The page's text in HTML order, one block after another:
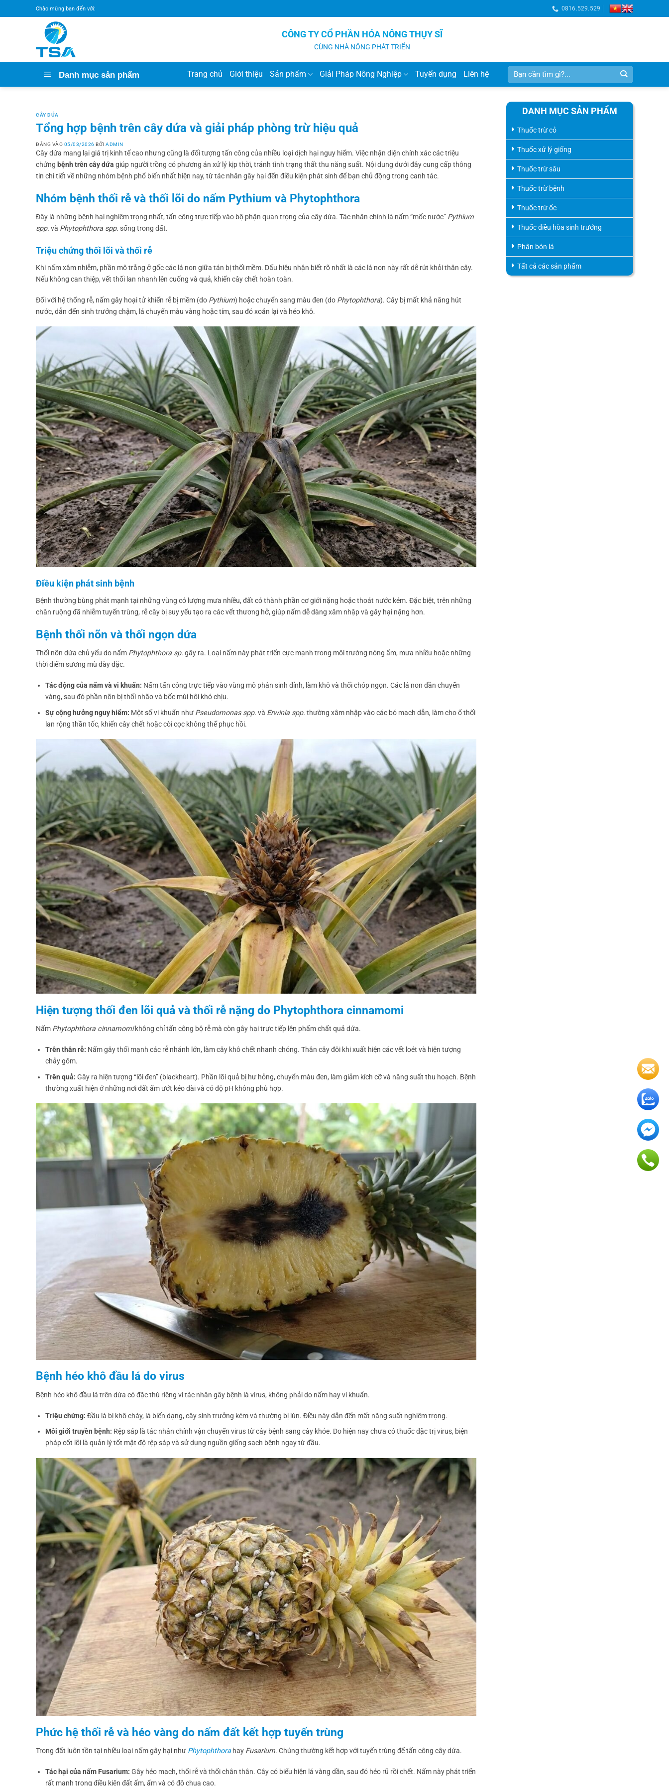
qua
Chào mừng bạn đến với: 0816.529.529
CÔNG TY CỔ PHẦN HÓA NÔNG THỤY SĨ
CÙNG NHÀ NÔNG PHÁT TRIỂN
Danh mục sản phẩm Trang chủ Giới thiệu Sản phẩm Giải Pháp Nông Nghiệp Tuyển dụng Liên hệ
Tìm
kiếm:
CÂY DỨA
Tổng hợp bệnh trên cây dứa và giải pháp phòng trừ hiệu quả
ĐĂNG VÀO 05/03/2026 BỞIADMIN
Cây dứa mang lại giá trị kinh tế cao nhưng cũng là đối tượng tấn công của nhiều loại dịch hại nguy hiểm. Việc nhận diện chính xác các triệu
chứng bệnh trên cây dứa giúp người trồng có phương án xử lý kịp thời, tránh tình trạng thất thu năng suất. Nội dung dưới đây cung cấp thông
tin chi tiết về những nhóm bệnh phổ biến nhất hiện nay, từ tác nhân gây hại đến điều kiện phát sinh để bạn chủ động trong canh tác.
Nhóm bệnh thối rễ và thối lõi do nấm Pythium và Phytophthora
Đây là những bệnh hại nghiêm trọng nhất, tấn công trực tiếp vào bộ phận quan trọng của cây dứa. Tác nhân chính là nấm “mốc nước” Pythium
spp. và Phytophthora spp. sống trong đất.
Triệu chứng thối lõi và thối rễ
Khi nấm xâm nhiễm, phần mô trắng ở gốc các lá non giữa tán bị thối mềm. Dấu hiệu nhận biết rõ nhất là các lá non này rất dễ rút khỏi thân cây.
Nếu không can thiệp, vết thối lan nhanh lên cuống và quả, khiến cây chết hoàn toàn.
Đối với hệ thống rễ, nấm gây hoại tử khiến rễ bị mềm (do Pythium) hoặc chuyển sang màu đen (do Phytophthora). Cây bị mất khả năng hút
nước, dẫn đến sinh trưởng chậm, lá chuyển màu vàng hoặc tím, sau đó xoăn lại và héo khô.
Điều kiện phát sinh bệnh
Bệnh thường bùng phát mạnh tại những vùng có lượng mưa nhiều, đất có thành phần cơ giới nặng hoặc thoát nước kém. Đặc biệt, trên những
chân ruộng đã nhiễm tuyến trùng, rễ cây bị suy yếu tạo ra các vết thương hở, giúp nấm dễ dàng xâm nhập và gây hại nặng hơn.
Bệnh thối nõn và thối ngọn dứa
Thối nõn dứa chủ yếu do nấm Phytophthora sp. gây ra. Loại nấm này phát triển cực mạnh trong môi trường nóng ẩm, mưa nhiều hoặc những
thời điểm sương mù dày đặc.
Tác động của nấm và vi khuẩn: Nấm tấn công trực tiếp vào vùng mô phân sinh đỉnh, làm khô và thối chóp ngọn. Các lá non dần chuyển
vàng, sau đó phần nõn bị thối nhão và bốc mùi hôi khó chịu.
Sự cộng hưởng nguy hiểm: Một số vi khuẩn như Pseudomonas spp. và Erwinia spp. thường xâm nhập vào các bó mạch dẫn, làm cho ổ thối
lan rộng thần tốc, khiến cây chết hoặc còi cọc không thể phục hồi.
Hiện tượng thối đen lõi quả và thối rễ nặng do Phytophthora cinnamomi
Nấm Phytophthora cinnamomikhông chỉ tấn công bộ rễ mà còn gây hại trực tiếp lên phẩm chất quả dứa.
Trên thân rễ: Nấm gây thối mạnh các rễ nhánh lớn, làm cây khô chết nhanh chóng. Thân cây đôi khi xuất hiện các vết loét và hiện tượng
chảy gôm.
Trên quả: Gây ra hiện tượng “lõi đen” (blackheart). Phần lõi quả bị hư hỏng, chuyển màu đen, làm giảm kích cỡ và năng suất thu hoạch. Bệnh
thường xuất hiện ở những nơi đất ẩm ướt kéo dài và có độ pH không phù hợp.
Bệnh héo khô đầu lá do virus
Bệnh héo khô đầu lá trên dứa có đặc thù riêng vì tác nhân gây bệnh là virus, không phải do nấm hay vi khuẩn.
Triệu chứng: Đầu lá bị khô cháy, lá biến dạng, cây sinh trưởng kém và thường bị lùn. Điều này dẫn đến mất năng suất nghiêm trọng.
Môi giới truyền bệnh: Rệp sáp là tác nhân chính vận chuyển virus từ cây bệnh sang cây khỏe. Do hiện nay chưa có thuốc đặc trị virus, biện
pháp cốt lõi là quản lý tốt mật độ rệp sáp và sử dụng nguồn giống sạch bệnh ngay từ đầu.
Phức hệ thối rễ và héo vàng do nấm đất kết hợp tuyến trùng
Trong đất luôn tồn tại nhiều loại nấm gây hại như Phytophthorahay Fusarium. Chúng thường kết hợp với tuyến trùng để tấn công cây dứa.
Tác hại của nấm Fusarium: Gây héo mạch, thối rễ và thối chân thân. Cây có biểu hiện lá vàng dần, sau đó héo rũ rồi chết. Nấm này phát triển
rất mạnh trong điều kiện đất ấm, ẩm và có độ chua cao.
DANH MỤC SẢN PHẨM
Thuốc trừ cỏ
Thuốc xử lý giống
Thuốc trừ sâu
Thuốc trừ bệnh
Thuốc trừ ốc
Thuốc điều hòa sinh trưởng
Phân bón lá
Tất cả các sản phẩm